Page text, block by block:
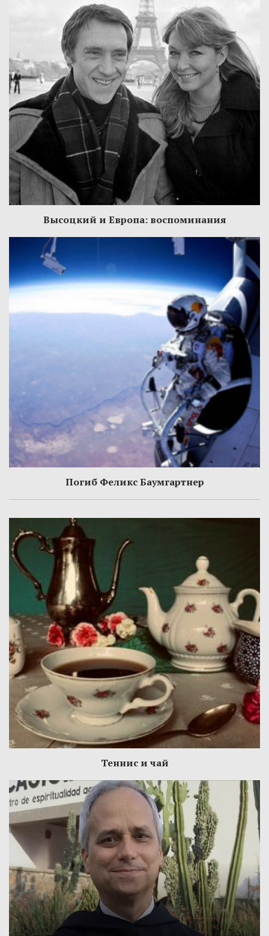
Высоцкий и Европа: воспоминания
Погиб Феликс Баумгартнер
Теннис и чай